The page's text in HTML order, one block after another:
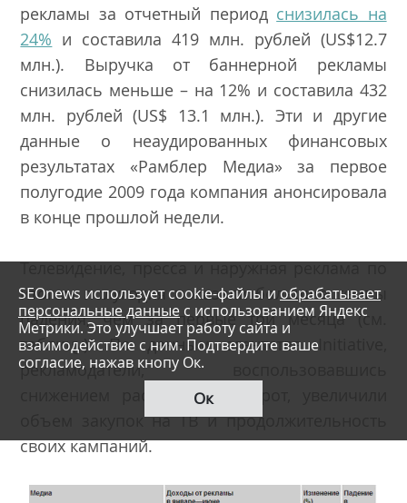
рекламы за отчетный период снизилась на
24% и составила 419 млн. рублей (US$12.7
млн.). Выручка от баннерной рекламы
снизилась меньше – на 12% и составила 432
млн. рублей (US$ 13.1 млн.). Эти и другие
данные о неаудированных финансовых
результатах «Рамблер Медиа» за первое
полугодие 2009 года компания анонсировала
в конце прошлой недели.
Телевидение, пресса и наружная реклама по
итогам полугодия показали большие темпы
падения, чем за первые три месяца (см.
таблицу). По данным агентства Initiative,
рекламодатели, воспользовавшись
снижением расценок, наоборот, увеличили
объем закупок на ТВ и продолжительность
своих кампаний.
SEOnews использует cookie-файлы и обрабатывает
персональные данные с использованием Яндекс
Метрики. Это улучшает работу сайта и
взаимодействие с ним. Подтвердите ваше
согласие, нажав кнопу Ок.
Ок